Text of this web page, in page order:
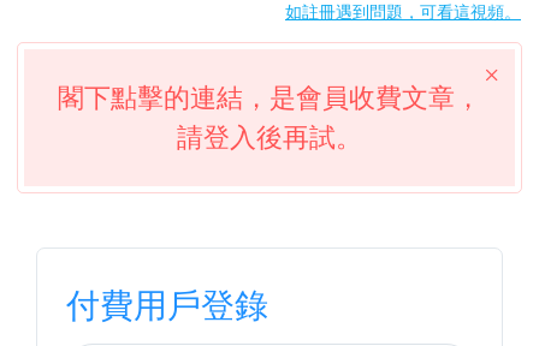
如註冊遇到問題，可看這視頻。
閣下點擊的連結，是會員收費文章，
請登入後再試。
付費用戶登錄